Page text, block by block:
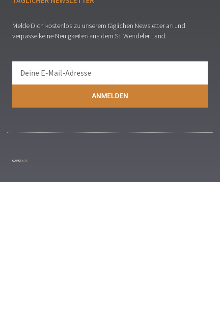
Melde Dich kostenlos zu unserem täglichen Newsletter an und
verpasse keine Neuigkeiten aus dem St. Wendeler Land.
ANMELDEN